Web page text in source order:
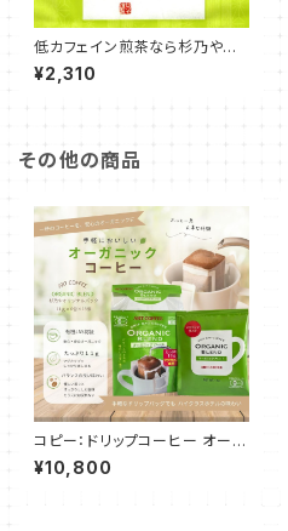
低カフェイン煎茶なら杉乃やオ
リジナル プレミアム有機伊勢
茶 3袋セット(４g×30包) 安心
¥2,310
その他の商品
コピー：ドリップコーヒー オーガ
ニックブレンドマグカップ専用11
g 6個 18袋
¥10,800